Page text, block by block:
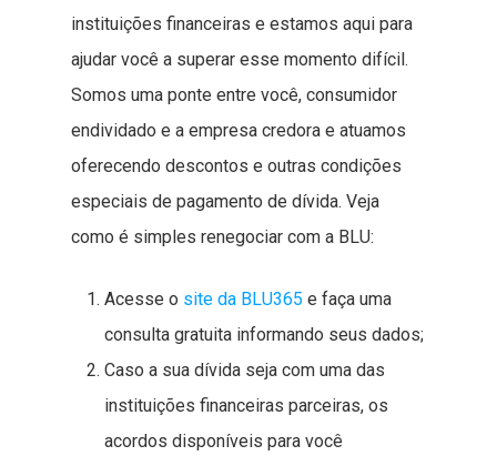
instituições financeiras e estamos aqui para
ajudar você a superar esse momento difícil.
Somos uma ponte entre você, consumidor
endividado e a empresa credora e atuamos
oferecendo descontos e outras condições
especiais de pagamento de dívida. Veja
como é simples renegociar com a BLU:
Acesse o site da BLU365 e faça uma
consulta gratuita informando seus dados;
Caso a sua dívida seja com uma das
instituições financeiras parceiras, os
acordos disponíveis para você